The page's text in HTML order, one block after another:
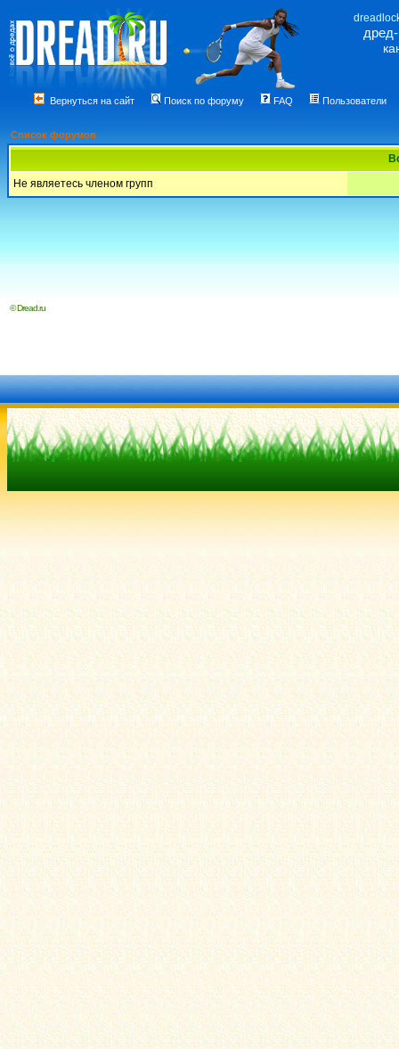
Вернуться на сайт Поиск по форуму FAQ Пользователи
Список форумов
Не являетесь членом групп
© Dread.ru